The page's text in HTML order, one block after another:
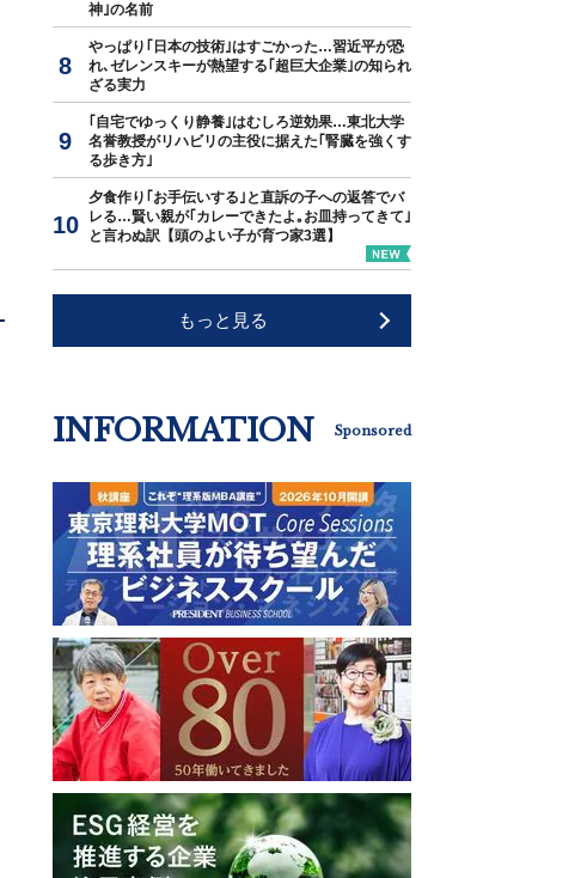
神｣の名前
やっぱり｢日本の技術｣はすごかった…習近平が恐
れ､ゼレンスキーが熱望する｢超巨大企業｣の知られ
ざる実力
｢自宅でゆっくり静養｣はむしろ逆効果…東北大学
名誉教授がリハビリの主役に据えた｢腎臓を強くす
る歩き方｣
夕食作り｢お手伝いする｣と直訴の子への返答でバ
レる…賢い親が｢カレーできたよ｡お皿持ってきて｣
と言わぬ訳【頭のよい子が育つ家3選】
もっと見る
INFORMATION Sponsored